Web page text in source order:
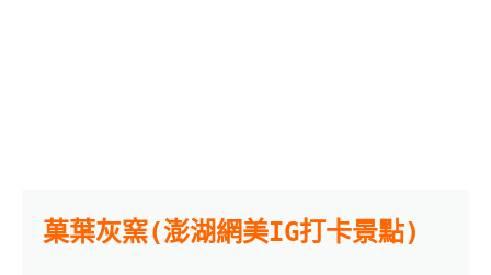
菓葉灰窯(澎湖網美IG打卡景點)